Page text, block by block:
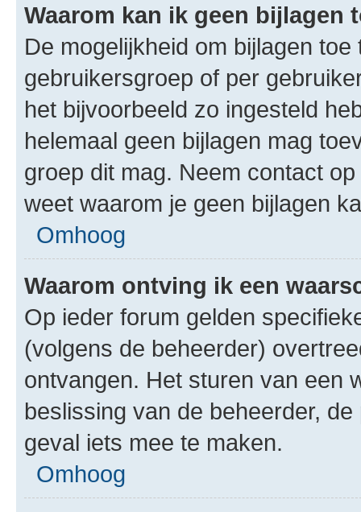
Waarom kan ik geen bijlagen
De mogelijkheid om bijlagen
gebruikersgroep of per
het bijvoorbeeld zo ingesteld
helemaal geen bijlagen mag
groep dit mag. Neem contact
weet waarom je geen bijlagen
Omhoog
Waarom ontving ik een
Op ieder forum gelden
(volgens de beheerder)
ontvangen. Het sturen van een
beslissing van de beheerder,
geval iets mee te maken.
Omhoog